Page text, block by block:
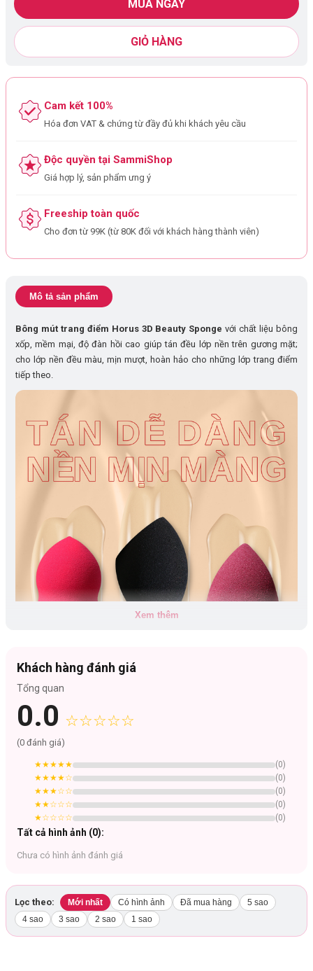
MUA NGAY
GIỎ HÀNG
Cam kết 100%
Hóa đơn VAT & chứng từ đầy đủ khi khách yêu cầu
Độc quyền tại SammiShop
Giá hợp lý, sản phẩm ưng ý
Freeship toàn quốc
Cho đơn từ 99K (từ 80K đối với khách hàng thành viên)
Mô tả sản phẩm
Bông mút trang điểm Horus 3D Beauty Spongevới chất liệu bông
xốp, mềm mại, độ đàn hồi cao giúp tán đều lớp nền trên gương mặt;
cho lớp nền đều màu, mịn mượt, hoàn hảo cho những lớp trang điểm
tiếp theo.
Bảng màu:
#Bông mút hồ lô màu hồng.
Xem thêm
Khách hàng đánh giá
Tổng quan
0.0 ☆☆☆☆☆
(0 đánh giá)
★★★★★ (0)
★★★★☆ (0)
★★★☆☆ (0)
★★☆☆☆ (0)
★☆☆☆☆ (0)
Tất cả hình ảnh (0):
Chưa có hình ảnh đánh giá
Lọc theo: Mới nhất Có hình ảnh Đã mua hàng
5 sao
4 sao
3 sao 2 sao 1 sao